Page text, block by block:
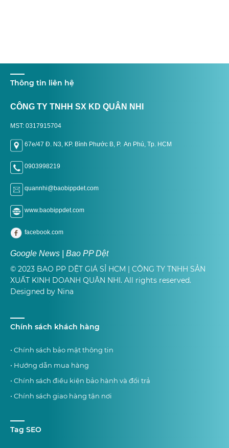
Thông tin liên hệ
CÔNG TY TNHH SX KD QUÂN NHI
MST: 0317915704
67e/47 Đ. N3, KP. Bình Phước B, P. An Phú, Tp. HCM
0903998219
quannhi@baobippdet.com
www.baobippdet.com
facebook.com
Google News | Bao PP Dệt
© 2023 BAO PP DỆT GIÁ SỈ HCM | CÔNG TY TNHH SẢN
XUẤT KINH DOANH QUÂN NHI. All rights reserved.
Designed by Nina
Chính sách khách hàng
• Chính sách bảo mật thông tin
• Hướng dẫn mua hàng
• Chính sách điều kiện bảo hành và đổi trả
• Chính sách giao hàng tận nơi
Tag SEO